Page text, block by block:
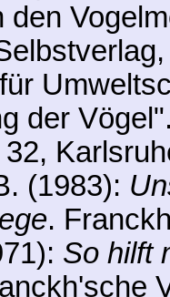
den
der
(1983):
.
So hilft